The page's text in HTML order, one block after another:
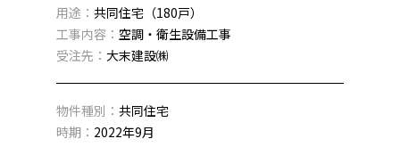
用途： 共同住宅（180戸）
工事内容： 空調・衛生設備工事
受注先： 大末建設㈱
物件種別： 共同住宅
時期： 2022年9月